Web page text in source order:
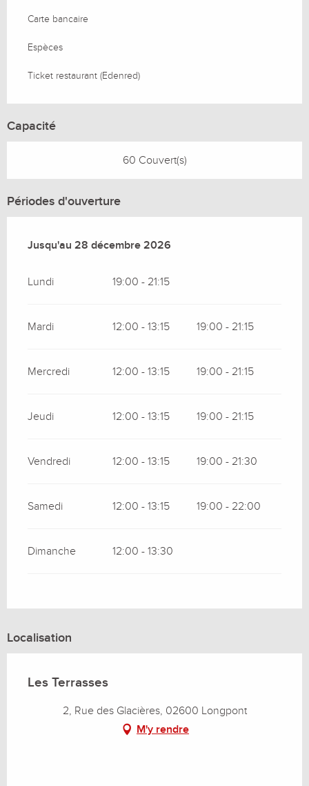
Carte bancaire
Espèces
Ticket restaurant (Edenred)
Capacité
60 Couvert(s)
Périodes d'ouverture
Du4 janvier 2026au28 décembre 2026
Jusqu'au 28 décembre 2026
Lundi 19:00 - 21:15
Mardi 12:00 - 13:15 19:00 - 21:15
Mercredi 12:00 - 13:15 19:00 - 21:15
Jeudi 12:00 - 13:15 19:00 - 21:15
Vendredi 12:00 - 13:15 19:00 - 21:30
Samedi 12:00 - 13:15 19:00 - 22:00
Dimanche 12:00 - 13:30
Localisation
Les Terrasses
2, Rue des Glacières, 02600 Longpont
M'y rendre